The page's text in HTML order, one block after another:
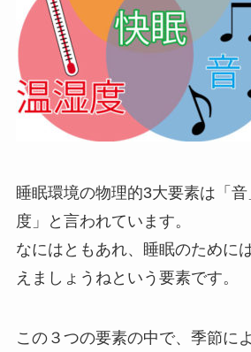
睡眠環境の物理的3大要素は「
度」と言われています。
なにはともあれ、睡眠のために
えましょうねという要素です。
この３つの要素の中で、季節に